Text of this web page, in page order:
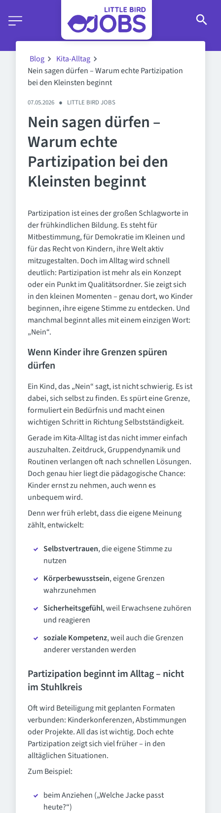
Blog
Kita-Alltag
Nein sagen dürfen – Warum echte Partizipation
bei den Kleinsten beginnt
07.05.2026 ● LITTLE BIRD JOBS
Nein sagen dürfen –
Warum echte
Partizipation bei den
Kleinsten beginnt
Partizipation ist eines der großen Schlagworte in
der frühkindlichen Bildung. Es steht für
Mitbestimmung, für Demokratie im Kleinen und
für das Recht von Kindern, ihre Welt aktiv
mitzugestalten. Doch im Alltag wird schnell
deutlich: Partizipation ist mehr als ein Konzept
oder ein Punkt im Qualitätsordner. Sie zeigt sich
in den kleinen Momenten – genau dort, wo Kinder
beginnen, ihre eigene Stimme zu entdecken. Und
manchmal beginnt alles mit einem einzigen Wort:
„Nein“.
Wenn Kinder ihre Grenzen spüren
dürfen
Ein Kind, das „Nein“ sagt, ist nicht schwierig. Es ist
dabei, sich selbst zu finden. Es spürt eine Grenze,
formuliert ein Bedürfnis und macht einen
wichtigen Schritt in Richtung Selbstständigkeit.
Gerade im Kita-Alltag ist das nicht immer einfach
auszuhalten. Zeitdruck, Gruppendynamik und
Routinen verlangen oft nach schnellen Lösungen.
Doch genau hier liegt die pädagogische Chance:
Kinder ernst zu nehmen, auch wenn es
unbequem wird.
Denn wer früh erlebt, dass die eigene Meinung
zählt, entwickelt:
Selbstvertrauen, die eigene Stimme zu
nutzen
Körperbewusstsein, eigene Grenzen
wahrzunehmen
Sicherheitsgefühl, weil Erwachsene zuhören
und reagieren
soziale Kompetenz, weil auch die Grenzen
anderer verstanden werden
Partizipation beginnt im Alltag – nicht
im Stuhlkreis
Oft wird Beteiligung mit geplanten Formaten
verbunden: Kinderkonferenzen, Abstimmungen
oder Projekte. All das ist wichtig. Doch echte
Partizipation zeigt sich viel früher – in den
alltäglichen Situationen.
Zum Beispiel:
beim Anziehen („Welche Jacke passt
heute?“)